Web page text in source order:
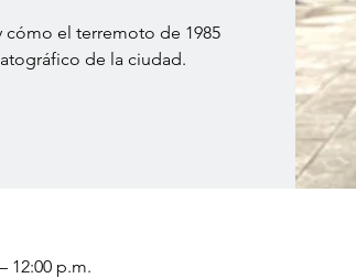
el terremoto de 1985
de la ciudad.
12:00 p.m.